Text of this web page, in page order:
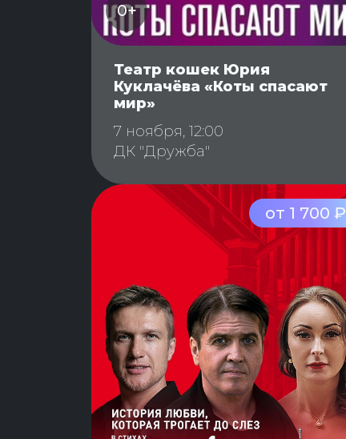
0+
Театр кошек Юрия
Куклачёва «Коты спасают
мир»
7 ноября, 12:00
ДК "Дружба"
от 1 700 ₽